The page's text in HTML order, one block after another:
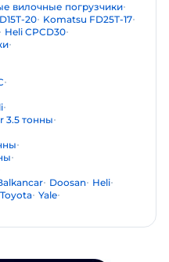
вилочные погрузчики
20 Komatsu FD25T-17
Heli CPCD30
3.5 тонны
Doosan Heli
Toyota Yale